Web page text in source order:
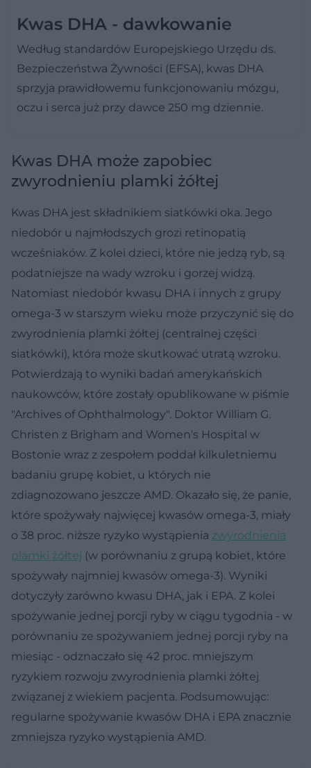
Kwas DHA - dawkowanie
Według standardów Europejskiego Urzędu ds.
Bezpieczeństwa Żywności (EFSA), kwas DHA
sprzyja prawidłowemu funkcjonowaniu mózgu,
oczu i serca już przy dawce 250 mg dziennie.
Kwas DHA może zapobiec
zwyrodnieniu plamki żółtej
Kwas DHA jest składnikiem siatkówki oka. Jego
niedobór u najmłodszych grozi retinopatią
wcześniaków. Z kolei dzieci, które nie jedzą ryb, są
podatniejsze na wady wzroku i gorzej widzą.
Natomiast niedobór kwasu DHA i innych z grupy
omega-3 w starszym wieku może przyczynić się do
zwyrodnienia plamki żółtej (centralnej części
siatkówki), która może skutkować utratą wzroku.
Potwierdzają to wyniki badań amerykańskich
naukowców, które zostały opublikowane w piśmie
"Archives of Ophthalmology". Doktor William G.
Christen z Brigham and Women's Hospital w
Bostonie wraz z zespołem poddał kilkuletniemu
badaniu grupę kobiet, u których nie
zdiagnozowano jeszcze AMD. Okazało się, że panie,
które spożywały najwięcej kwasów omega-3, miały
o 38 proc. niższe ryzyko wystąpienia zwyrodnienia
plamki żółtej (w porównaniu z grupą kobiet, które
spożywały najmniej kwasów omega-3). Wyniki
dotyczyły zarówno kwasu DHA, jak i EPA. Z kolei
spożywanie jednej porcji ryby w ciągu tygodnia - w
porównaniu ze spożywaniem jednej porcji ryby na
miesiąc - odznaczało się 42 proc. mniejszym
ryzykiem rozwoju zwyrodnienia plamki żółtej
związanej z wiekiem pacjenta. Podsumowując:
regularne spożywanie kwasów DHA i EPA znacznie
zmniejsza ryzyko wystąpienia AMD.